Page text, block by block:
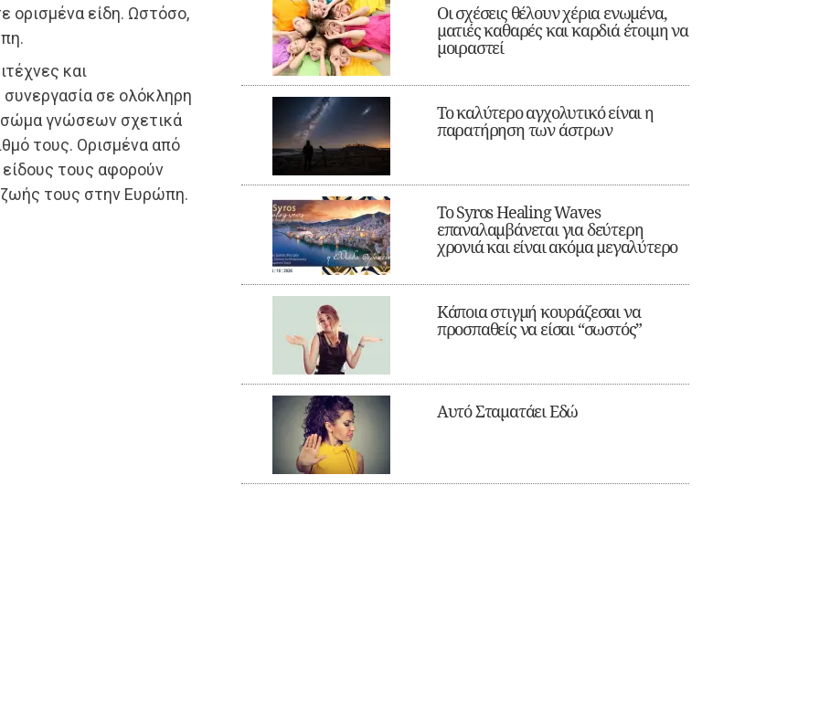
ορισμένα είδη. Ωστόσο,
και
συνεργασία σε ολόκληρη
σώμα γνώσεων σχετικά
τους. Ορισμένα από
τους αφορούν
ζωής τους στην Ευρώπη.
Οι σχέσεις θέλουν χέρια ενωμένα,
ματιές καθαρές και καρδιά έτοιμη να
μοιραστεί
Το καλύτερο αγχολυτικό είναι η
παρατήρηση των άστρων
Το Syros Healing Waves
επαναλαμβάνεται για δεύτερη
χρονιά και είναι ακόμα μεγαλύτερο
Κάποια στιγμή κουράζεσαι να
προσπαθείς να είσαι “σωστός”
Αυτό Σταματάει Εδώ